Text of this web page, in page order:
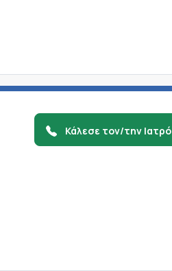
Κάλεσε τον/την Ιατρό